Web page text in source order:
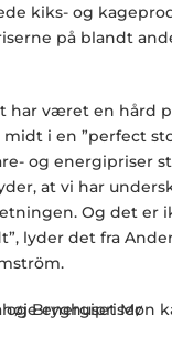
kiks- og
på blandt
har været en hård
midt i en ”perfect
og energipriser
at vi har
Og det er
lyder det fra